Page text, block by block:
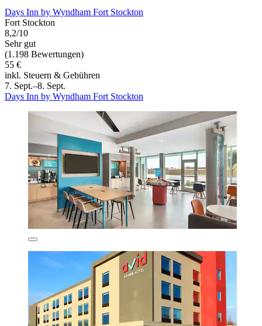
Days Inn by Wyndham Fort Stockton
Fort Stockton
8,2/10
Sehr gut
(1.198 Bewertungen)
55 €
inkl. Steuern & Gebühren
7. Sept.–8. Sept.
Days Inn by Wyndham Fort Stockton